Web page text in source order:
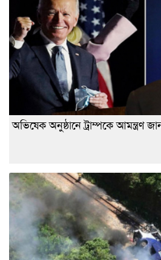
অভিষেক অনুষ্ঠানে ট্রাম্পকে আমন্ত্রণ